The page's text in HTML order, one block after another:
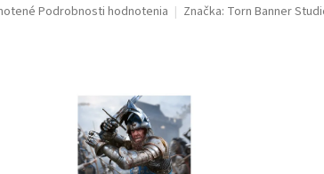
Podrobnosti hodnotenia Značka: Torn Banner